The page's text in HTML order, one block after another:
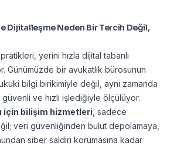
Dijitalleşme Neden Bir Tercih Değil,
yerini hızla dijital tabanlı
Günümüzde bir avukatlık bürosunun
bilgi birikimiyle değil, aynı zamanda
ve hızlı işlediğiyle ölçülüyor.
için bilişim hizmetleri , sadece
veri güvenliğinden bulut depolamaya,
siber saldırı korumasına kadar